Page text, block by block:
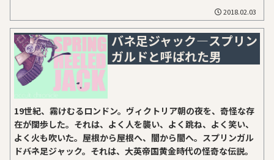
2018.02.03
バネ足ジャック―スプリン
ガルドと呼ばれた男
19世紀、霧けむるロンドン。ヴィクトリア朝の夜を、奇怪な存
在が闊歩した。それは、よく人を襲い、よく跳ね、よく笑い、
よく火も吹いた。屋根から屋根へ、闇から闇へ。スプリンガル
ド――バネ足ジャック。それは、大英帝国黄金時代の怪奇な伝説。